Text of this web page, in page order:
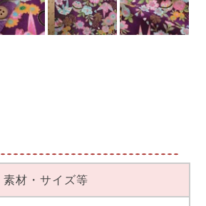
素材・サイズ等